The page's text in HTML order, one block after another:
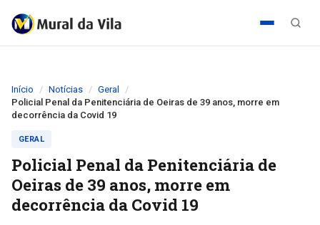
Início Notícias
Geral
Policial Penal da Penitenciária de Oeiras de 39 anos, morre em
decorrência da Covid 19
GERAL
Policial Penal da Penitenciária de
Oeiras de 39 anos, morre em
decorrência da Covid 19